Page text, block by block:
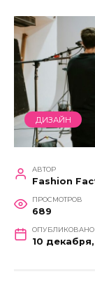
ДИЗАЙН
АВТОР
ПРОСМОТРОВ
689
ОПУБЛИКОВАНО
10